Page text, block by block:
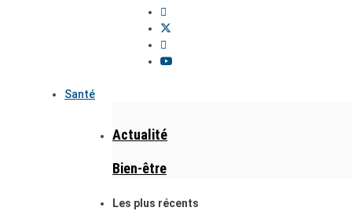
Santé
Actualité
Bien-être
Les plus récents